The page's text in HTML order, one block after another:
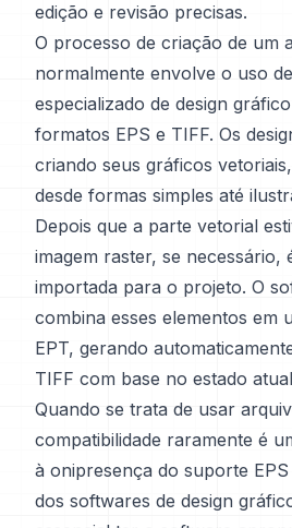
edição e revisão precisas.
O processo de criação de um
normalmente envolve o uso
especializado de design
formatos EPS e TIFF. Os
criando seus gráficos
desde formas simples até
Depois que a parte vetorial
imagem raster, se necessário,
importada para o projeto. O
combina esses elementos em
EPT, gerando
TIFF com base no estado
Quando se trata de usar
compatibilidade raramente é
à onipresença do suporte
dos softwares de design